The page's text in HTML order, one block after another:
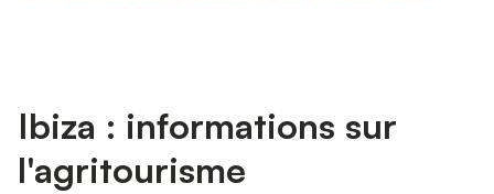
Ibiza : informations sur
l'agritourisme